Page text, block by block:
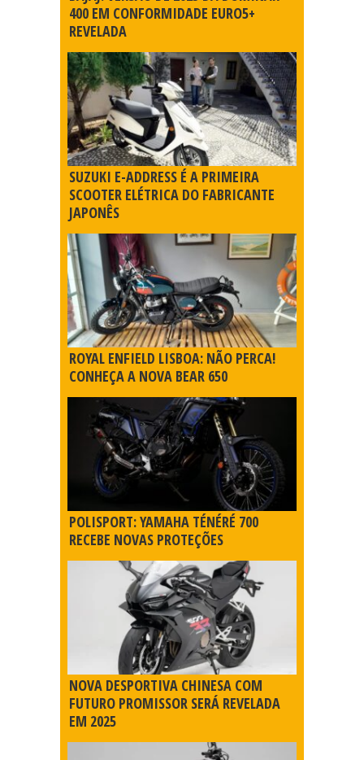
400 EM CONFORMIDADE EURO5+
REVELADA
SUZUKI E-ADDRESS É A PRIMEIRA
SCOOTER ELÉTRICA DO FABRICANTE
JAPONÊS
ROYAL ENFIELD LISBOA: NÃO PERCA!
CONHEÇA A NOVA BEAR 650
POLISPORT: YAMAHA TÉNÉRÉ 700
RECEBE NOVAS PROTEÇÕES
NOVA DESPORTIVA CHINESA COM
FUTURO PROMISSOR SERÁ REVELADA
EM 2025